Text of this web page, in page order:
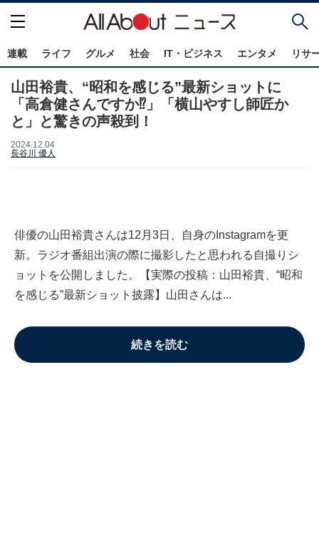
連載 ライフ グルメ 社会 IT・ビジネス エンタメ リサ
山田裕貴、“昭和を感じる”最新ショットに
「高倉健さんですか⁉」「横山やすし師匠か
と」と驚きの声殺到！
2024.12.04
長谷川 優人
俳優の山田裕貴さんは12月3日、自身のInstagramを更
新。ラジオ番組出演の際に撮影したと思われる自撮りシ
ョットを公開しました。【実際の投稿：山田裕貴、“昭和
を感じる”最新ショット披露】山田さんは...
続きを読む